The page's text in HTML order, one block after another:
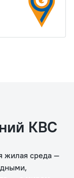
КВС
жилая среда —